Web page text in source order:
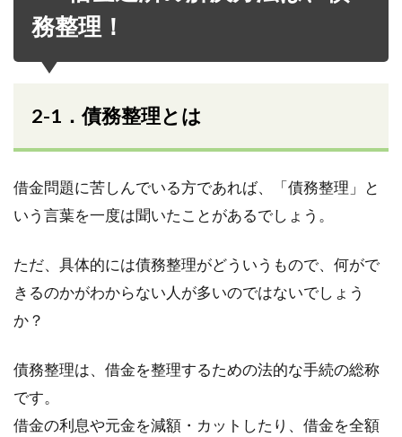
務整理！
2-1．債務整理とは
借金問題に苦しんでいる方であれば、「債務整理」と
いう言葉を一度は聞いたことがあるでしょう。
ただ、具体的には債務整理がどういうもので、何がで
きるのかがわからない人が多いのではないでしょう
か？
債務整理は、借金を整理するための法的な手続の総称
です。
借金の利息や元金を減額・カットしたり、借金を全額